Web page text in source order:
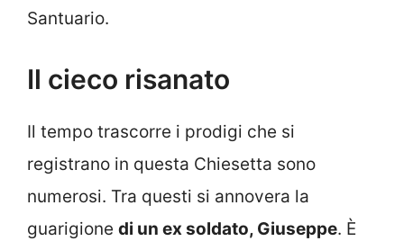
Santuario.
Il cieco risanato
Il tempo trascorre i prodigi che si
registrano in questa Chiesetta sono
numerosi. Tra questi si annovera la
guarigione di un ex soldato, Giuseppe. È